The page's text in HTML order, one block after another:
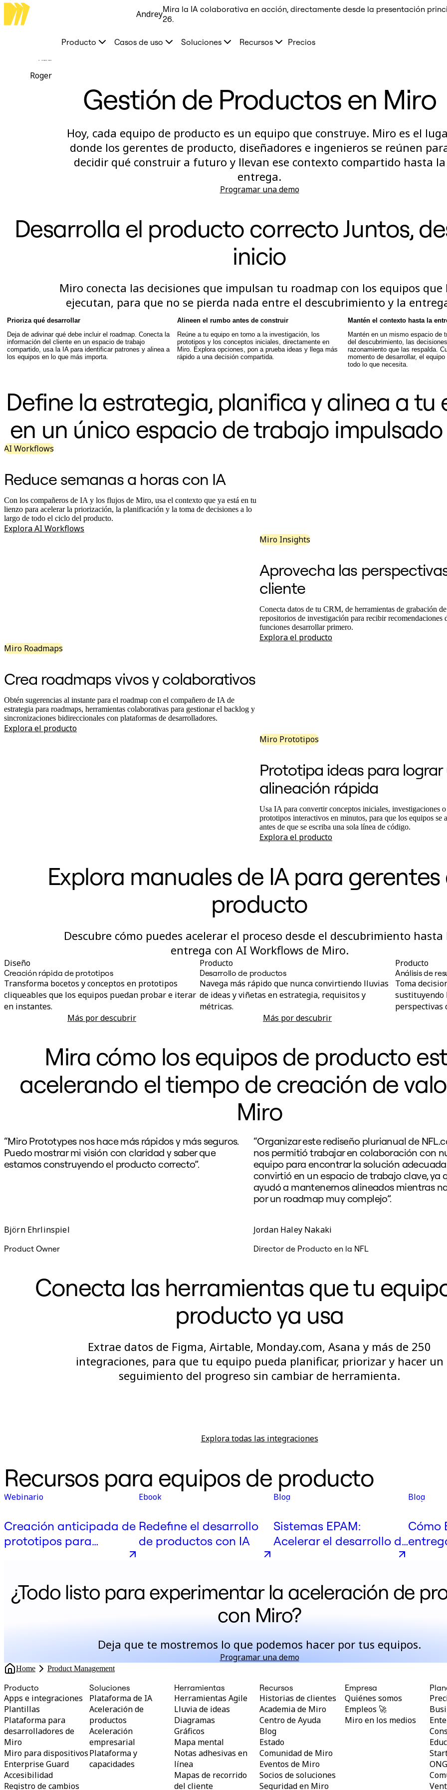
Producto
Flujos
AI Workflows
Conectores
Servidor MCP
Planes de acción
Integraciones
Seguridad
Enterprise Guard
Plataforma para desarrolladores
Cronogramas
Talktrack
Explora los manuales de IA
Explorar el Miroverse
General
Talleres
Lluvia de ideas
Mapas mentales
Mapas conceptuales
Diagramas de flujo
Diseño técnico y documentación
Prototipos y wireframes
Mapas de recorrido del cliente
Análisis de resultados
Miro Design Workshops
Miro Planning & Delivery
Enterprise
Startups
Por sector
Digital
Servicios profesionales
Por iniciativa estratégica
Transformación de las formas de trabajo
Experiencia digital del empleado
Experiencia del cliente y diseño de servicios
Transformación en la nube y de software
Recursos
Aprendizaje
Historias de clientes
Academia
AndreyMira la IA colaborativa en acción, directamente desde la presentación
26.
Producto Casos de uso Soluciones Recursos Precios
Roger
Gestión de Productos en Miro
Hoy, cada equipo de producto es un equipo que construye. Miro es el
donde los gerentes de producto, diseñadores e ingenieros se reúnen
decidir qué construir a futuro y llevan ese contexto compartido hasta la
entrega.
Programar una demo
Desarrolla el producto correcto Juntos,
inicio
Miro conecta las decisiones que impulsan tu roadmap con los equipos que
ejecutan, para que no se pierda nada entre el descubrimiento y la
Prioriza qué desarrollar
Deja de adivinar qué debe incluir el roadmap. Conecta la
información del cliente en un espacio de trabajo
compartido, usa la IA para identificar patrones y alinea a
los equipos en lo que más importa.
Alineen el rumbo antes de construir
Reúne a tu equipo en torno a la investigación, los
prototipos y los conceptos iniciales, directamente en
Miro. Explora opciones, pon a prueba ideas y llega más
rápido a una decisión compartida.
Mantén el contexto hasta la
Mantén en un mismo espacio de
del descubrimiento, las
razonamiento que las respalda.
momento de desarrollar, el
todo lo que necesita.
Define la estrategia, planifica y alinea a tu
en un único espacio de trabajo
AI Workflows
Reduce semanas a horas con IA
Con los compañeros de IA y los flujos de Miro, usa el contexto que ya está en tu
lienzo para acelerar la priorización, la planificación y la toma de decisiones a lo
largo de todo el ciclo del producto.
Explora AI Workflows
Miro Insights
Aprovecha las
cliente
Conecta datos de tu CRM, de herramientas de grabación
repositorios de investigación para recibir recomendaciones
funciones desarrollar primero.
Explora el producto
Miro Roadmaps
Crea roadmaps vivos y colaborativos
Obtén sugerencias al instante para el roadmap con el compañero de IA de
estrategia para roadmaps, herramientas colaborativas para gestionar el backlog y
sincronizaciones bidireccionales con plataformas de desarrolladores.
Explora el producto
Miro Prototipos
Prototipa ideas para lograr
alineación rápida
Usa IA para convertir conceptos iniciales, investigaciones
prototipos interactivos en minutos, para que los equipos se
antes de que se escriba una sola línea de código.
Explora el producto
Explora manuales de IA para gerentes
producto
Descubre cómo puedes acelerar el proceso desde el descubrimiento hasta
entrega con AI Workflows de Miro.
Diseño
Creación rápida de prototipos
Transforma bocetos y conceptos en prototipos
cliqueables que los equipos puedan probar e iterar
en instantes.
Más por descubrirCreación rápida de prototipos
Producto
Desarrollo de productos
Navega más rápido que nunca convirtiendo lluvias
de ideas y viñetas en estrategia, requisitos y
métricas.
Más por descubrirDesarrollo de productos
Producto
Análisis de
Toma
sustituyendo
perspectivas
Mira cómo los equipos de producto
acelerando el tiempo de creación de
Miro
“Miro Prototypes nos hace más rápidos y más seguros.
Puedo mostrar mi visión con claridad y saber que
estamos construyendo el producto correcto”.
Björn Ehrlinspiel
Product Owner
“Organizar este rediseño plurianual de
nos permitió trabajar en colaboración con
equipo para encontrar la solución
convirtió en un espacio de trabajo clave, ya
ayudó a mantenernos alineados mientras
por un roadmap muy complejo”.
Jordan Haley Nakaki
Director de Producto en la NFL
Conecta las herramientas que tu
producto ya usa
Extrae datos de Figma, Airtable, Monday.com, Asana y más de 250
integraciones, para que tu equipo pueda planificar, priorizar y hacer un
seguimiento del progreso sin cambiar de herramienta.
Explora todas las integraciones
Recursos para equipos de producto
Webinario
Creación anticipada de
prototipos para
desarrollar el producto
lecciones de un líder de
producto
Ebook
Redefine el desarrollo
de productos con IA
Blog
Sistemas EPAM:
Acelerar el desarrollo de
Blog
Cómo
¿Todo listo para experimentar la aceleración de
con Miro?
Deja que te mostremos lo que podemos hacer por tus equipos.
Programar una demo
Home Product Management
Producto
Apps e integraciones
Plantillas
Plataforma para
desarrolladores de
Miro
Miro para dispositivos
Enterprise Guard
Accesibilidad
Registro de cambios
Soluciones
Plataforma de IA
Aceleración de
productos
Aceleración
empresarial
Plataforma y
capacidades
Herramientas
Herramientas Agile
Lluvia de ideas
Diagramas
Gráficos
Mapa mental
Notas adhesivas en
línea
Mapas de recorrido
del cliente
Recursos
Historias de clientes
Academia de Miro
Centro de Ayuda
Blog
Estado
Comunidad de Miro
Eventos de Miro
Socios de soluciones
Seguridad en Miro
Empresa
Quiénes somos
Empleos 🚀
Miro en los medios
ONG